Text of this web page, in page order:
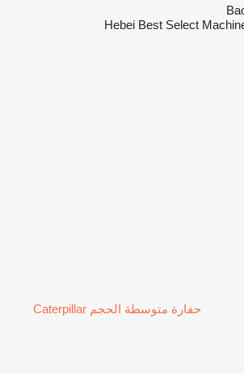
Hebei Best Select
حفارة متوسطة الحجم Caterpillar